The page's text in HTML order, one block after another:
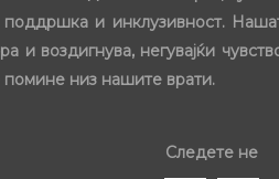
поддршка и инклузивност.
и воздигнува, негувајќи
низ нашите врати.
Следете не